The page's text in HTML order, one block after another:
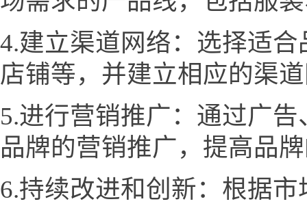
4.建立渠道网络：选择适
店铺等，并建立相应的渠
5.进行营销推广：通过广
品牌的营销推广，提高品
6.持续改进和创新：根据